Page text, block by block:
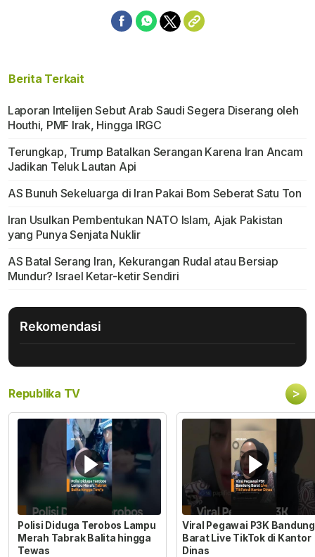
Berita Terkait
Laporan Intelijen Sebut Arab Saudi Segera Diserang oleh
Houthi, PMF Irak, Hingga IRGC
Terungkap, Trump Batalkan Serangan Karena Iran Ancam
Jadikan Teluk Lautan Api
AS Bunuh Sekeluarga di Iran Pakai Bom Seberat Satu Ton
Iran Usulkan Pembentukan NATO Islam, Ajak Pakistan
yang Punya Senjata Nuklir
AS Batal Serang Iran, Kekurangan Rudal atau Bersiap
Mundur? Israel Ketar-ketir Sendiri
Rekomendasi
Republika TV >
Polisi Diduga Terobos Lampu
Merah Tabrak Balita hingga
Tewas
Viral Pegawai P3K Bandung
Barat Live TikTok di Kantor
Dinas